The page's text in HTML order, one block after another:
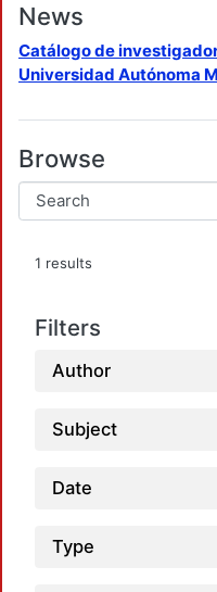
News
Catálogo de
Universidad Autónoma
Browse
1 results
Filters
Author
Subject
Date
Type